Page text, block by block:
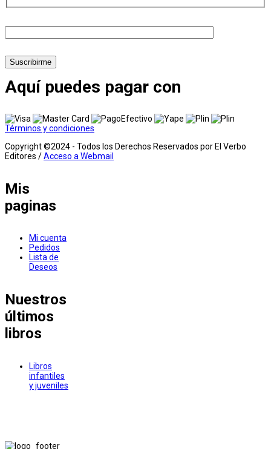
Suscribirme
Aquí puedes pagar con
Términos y condiciones
Copyright ©2024 - Todos los Derechos Reservados por El Verbo
Editores /Acceso a Webmail
Mis
paginas
Mi cuenta
Pedidos
Lista de
Deseos
Nuestros
últimos
libros
Libros
infantiles
y juveniles